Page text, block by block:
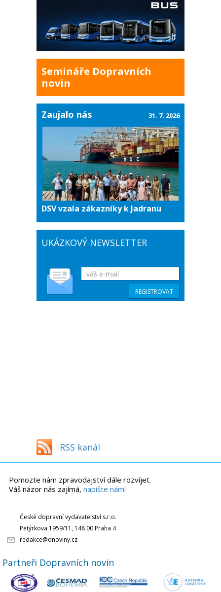
Semináře Dopravních
novin
Zaujalo nás
DSV vzala zákazníky k Jadranu
31. 7. 2026
UKÁZKOVÝ NEWSLETTER
RSS kanál
Pomozte nám zpravodajství dále rozvíjet.
Váš názor nás zajímá, napište nám!
České dopravní vydavatelství s.r.o.
Petýrkova 1959/11, 148 00 Praha 4
redakce@dnoviny.cz
Partneři Dopravních novin